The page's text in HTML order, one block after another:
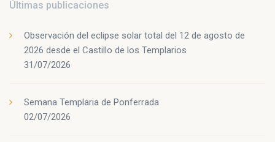
Últimas publicaciones
Observación del eclipse solar total del 12 de agosto de
2026 desde el Castillo de los Templarios
31/07/2026
Semana Templaria de Ponferrada
02/07/2026